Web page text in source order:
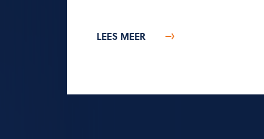
LEES MEER